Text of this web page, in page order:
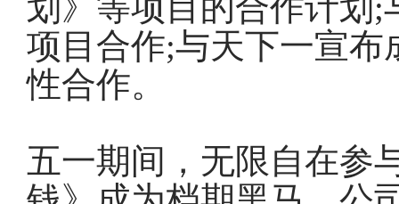
项目合作;与天下一宣
性合作。
五一期间，无限自在参